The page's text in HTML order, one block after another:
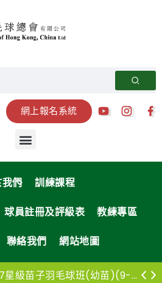
網上報名系統
我們 訓練課程
球員註冊及評級表 教練專區
聯絡我們 網站地圖
2026/2027星級苗子羽毛球班(幼苗)(9-12月)